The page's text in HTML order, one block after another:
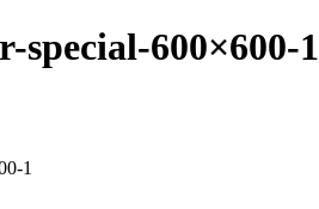
special-600×600-1
1